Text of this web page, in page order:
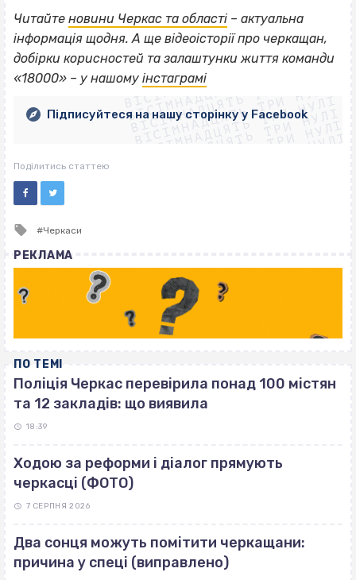
Читайте новини Черкас та області – актуальна
інформація щодня. А ще відеоісторії про черкащан,
добірки корисностей та залаштунки життя команди
«18000» – у нашому інстаграмі
ВІСІМНАДЦЯТЬ ТРИ НУЛІ
ВІСІМНАДЦЯТЬ ТРИ НУЛІ
ВІСІМНАДЦЯТЬ ТРИ НУЛІ
ВІСІМНАДЦЯТЬ ТРИ НУЛІ
ВІСІМНАДЦЯТЬ ТРИ НУЛІ
ВІСІМНАДЦЯТЬ ТРИ НУЛІ
ВІСІМНАДЦЯТЬ ТРИ НУЛІ
ВІСІМНАДЦЯТЬ ТРИ НУЛІ
Підписуйтеся на нашу сторінку у Facebook
Поділитись статтею
Tagged
Черкаси
РЕКЛАМА
ПО ТЕМІ
Поліція Черкас перевірила понад 100 містян
та 12 закладів: що виявила
18:39
Ходою за реформи і діалог прямують
черкасці (ФОТО)
7 СЕРПНЯ 2026
Два сонця можуть помітити черкащани:
причина у спеці (виправлено)